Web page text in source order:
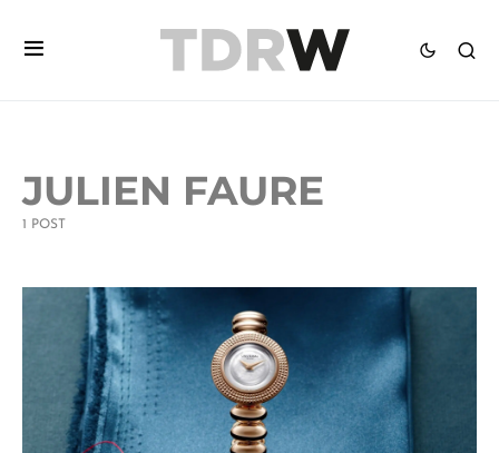
JULIEN FAURE
1 POST